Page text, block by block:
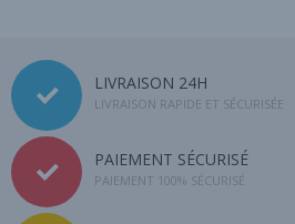
LIVRAISON 24H
LIVRAISON RAPIDE ET SÉCURISÉE
PAIEMENT SÉCURISÉ
PAIEMENT 100% SÉCURISÉ